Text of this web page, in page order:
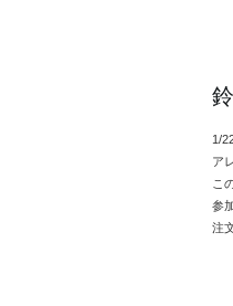
1/
ア
こ
参
注